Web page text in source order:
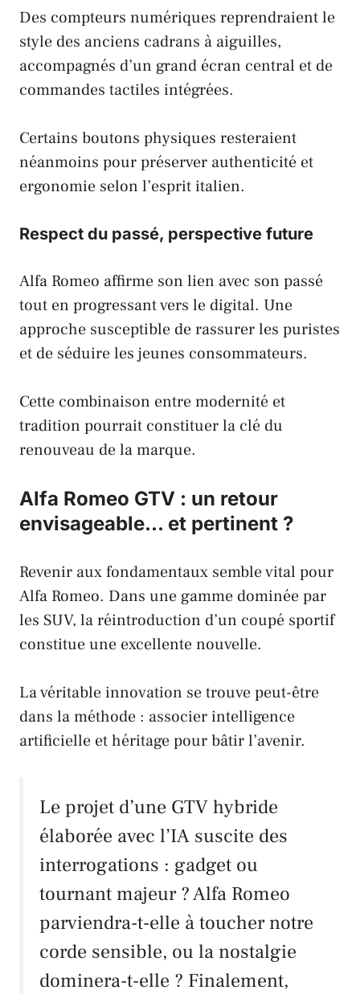
Des compteurs numériques reprendraient le
style des anciens cadrans à aiguilles,
accompagnés d’un grand écran central et de
commandes tactiles intégrées.
Certains boutons physiques resteraient
néanmoins pour préserver authenticité et
ergonomie selon l’esprit italien.
Respect du passé, perspective future
Alfa Romeo affirme son lien avec son passé
tout en progressant vers le digital. Une
approche susceptible de rassurer les puristes
et de séduire les jeunes consommateurs.
Cette combinaison entre modernité et
tradition pourrait constituer la clé du
renouveau de la marque.
Alfa Romeo GTV : un retour
envisageable… et pertinent ?
Revenir aux fondamentaux semble vital pour
Alfa Romeo. Dans une gamme dominée par
les SUV, la réintroduction d’un coupé sportif
constitue une excellente nouvelle.
La véritable innovation se trouve peut-être
dans la méthode : associer intelligence
artificielle et héritage pour bâtir l’avenir.
Le projet d’une GTV hybride
élaborée avec l’IA suscite des
interrogations : gadget ou
tournant majeur ?Alfa Romeo
parviendra-t-elle à toucher notre
corde sensible, ou la nostalgie
dominera-t-elle ? Finalement,